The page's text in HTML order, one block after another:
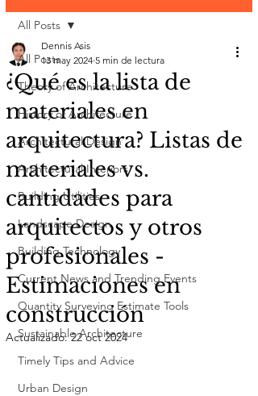
All Posts
Theory of Architecture
History of Architecture
Architectural Design
Architectural Interiors
Building Utilities
Landscape Design
Building Technology
Current News and Trending Events
Quantity Surveying Estimate Tools
Sustainable Architecture
Timely Tips and Advice
Urban Design
All Posts
¿Qué es la lista de
materiales en
arquitectura? Listas de
materiales vs.
cantidades para
arquitectos y otros
profesionales -
Estimaciones en
construcción
Dennis Asis
13 may 2024 5 min de lectura
Actualizado:22 oct 2024